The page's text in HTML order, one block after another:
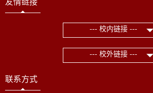
友情链接
--- 校内链接 ---
--- 校外链接 ---
联系方式